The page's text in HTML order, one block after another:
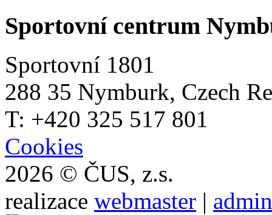
Sportovní centrum
Sportovní 1801
288 35 Nymburk, Czech
T: +420 325 517 801
Cookies
2026 © ČUS, z.s.
realizace webmaster |